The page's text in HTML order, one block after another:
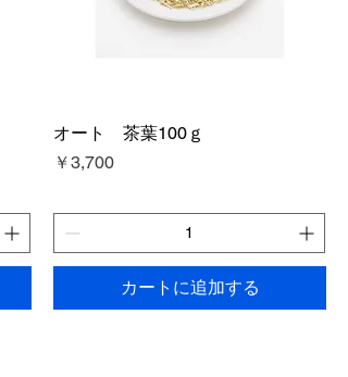
オート 茶葉100ｇ
価格
￥3,700
カートに追加する